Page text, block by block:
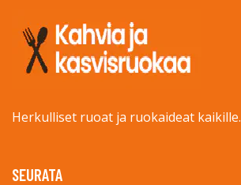
Herkulliset ruoat ja ruokaideat kaikille.
SEURATA